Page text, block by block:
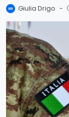
Giulia Drigo -